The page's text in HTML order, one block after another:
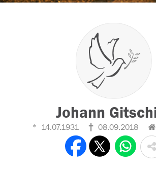
Johann
14.07.1931 08.09.2018